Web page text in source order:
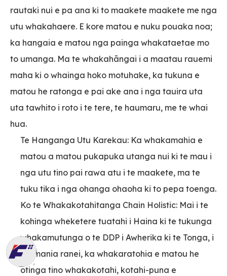
rautaki nui e pa ana ki to maakete maakete me nga
utu whakahaere. E kore matou e nuku pouaka noa;
ka hangaia e matou nga painga whakataetae mo
to umanga. Ma te whakahāngai i a maatau rauemi
maha ki o whainga hoko motuhake, ka tukuna e
matou he ratonga e pai ake ana i nga tauira uta
uta tawhito i roto i te tere, te haumaru, me te whai
hua.
Te Hanganga Utu Karekau: Ka whakamahia e
matou a matou pukapuka utanga nui ki te mau i
nga utu tino pai rawa atu i te maakete, ma te
tuku tika i nga ohanga ohaoha ki to pepa toenga.
Ko te Whakakotahitanga Chain Holistic: Mai i te
kohinga wheketere tuatahi i Haina ki te tukunga
whakamutunga o te DDP i Awherika ki te Tonga, i
Tasmania ranei, ka whakaratohia e matou he
otinga tino whakakotahi, kotahi-puna e